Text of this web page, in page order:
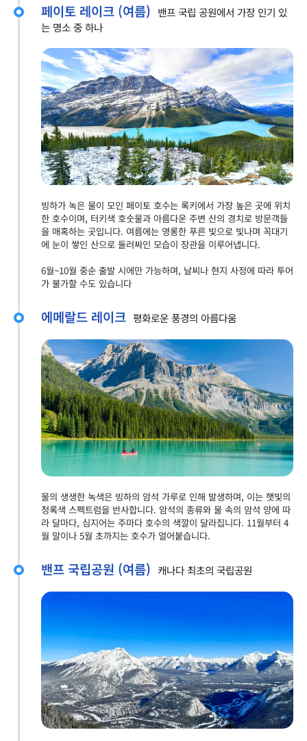
페이토 레이크 (여름) 밴프 국립 공원에서 가장 인기 있
는 명소 중 하나
빙하가 녹은 물이 모인 페이토 호수는 록키에서 가장 높은 곳에 위치
한 호수이며, 터키색 호숫물과 아름다운 주변 산의 경치로 방문객들
을 매혹하는 곳입니다. 여름에는 영롱한 푸른 빛으로 빛나며 꼭대기
에 눈이 쌓인 산으로 둘러싸인 모습이 장관을 이루어냅니다.
6월~10월 중순 출발 시에만 가능하며, 날씨나 현지 사정에 따라 투어
가 불가할 수도 있습니다
에메랄드 레이크 평화로운 풍경의 아름다움
물의 생생한 녹색은 빙하의 암석 가루로 인해 발생하며, 이는 햇빛의
청록색 스펙트럼을 반사합니다. 암석의 종류와 물 속의 암석 양에 따
라 달마다, 심지어는 주마다 호수의 색깔이 달라집니다. 11월부터 4
월 말이나 5월 초까지는 호수가 얼어붙습니다.
밴프 국립공원 (여름) 캐나다 최초의 국립공원